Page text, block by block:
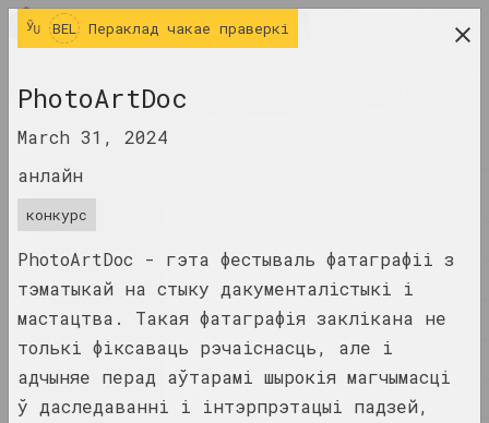
мастацтва
ЧАСОПІС
ІНДЭКС
ТЭРМІНЫ
ПАДЗЕІ
ТВОРЫ
BEL
BEL Пераклад чакае праверкі
PhotoArtDoc
March 31, 2024
анлайн
конкурс
PhotoArtDoc - гэта фестываль фатаграфіі з
тэматыкай на стыку дакументалістыкі і
мастацтва. Такая фатаграфія заклікана не
толькі фіксаваць рэчаіснасць, але і
адчыняе перад аўтарамі шырокія магчымасці
ў даследаванні і інтэрпрэтацыі падзей,